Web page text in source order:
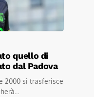
quello di
dal Padova
2000 si trasferisce